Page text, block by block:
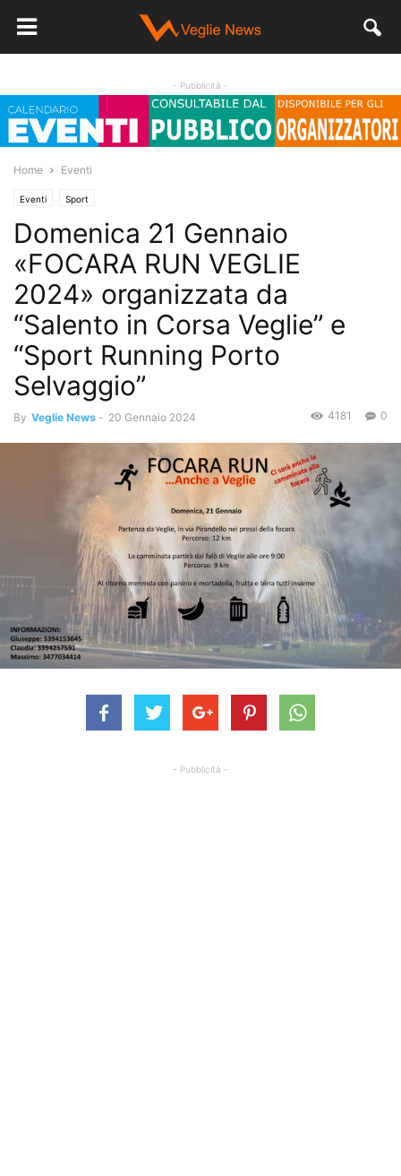
- Pubblicità -
Home Eventi
Eventi Sport
Domenica 21 Gennaio
«FOCARA RUN VEGLIE
2024» organizzata da
“Salento in Corsa Veglie” e
“Sport Running Porto
Selvaggio”
By Veglie News - 20 Gennaio 2024 0
4181
- Pubblicità -